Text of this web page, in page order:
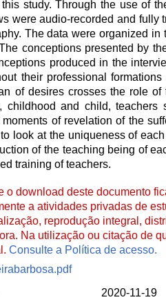
study. Through the use of
were audio-recorded and
The data were organized
conceptions presented by
produced in the
their professional
of desires crosses the role
childhood and child,
of revelation of the
look at the uniqueness of
of the teaching being of
training of teachers.
o download deste documento
a atividades privadas de
reprodução integral,
Na utilização ou citação de
Consulte a Política de acesso.
2020-11-19